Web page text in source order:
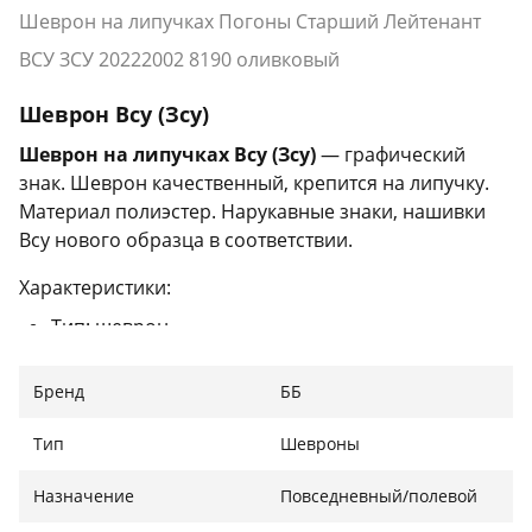
Шеврон на липучках Погоны Старший Лейтенант
ВСУ ЗСУ 20222002 8190 оливковый
Шеврон Всу (Зсу)
Шеврон на липучках Всу (Зсу)— графический
знак. Шеврон качественный, крепится на липучку.
Материал полиэстер. Нарукавные знаки, нашивки
Всу нового образца в соответствии.
Характеристики:
Тип: шеврон
Материал: полиэстер
Страна производителя: Украина
Бренд ББ
Тип Шевроны
Назначение Повседневный/полевой